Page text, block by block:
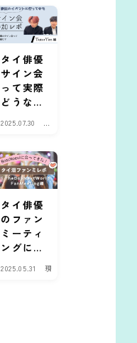
タイ俳優
サイン会
って実際
どうな
ンサイン
した実体
験レポ
【Tutor
Yim編】
2025.07.30
イ
ベ
ン
ト
タイ俳優
のファン
ミーティ
ングに行
た！【ぼ
2025.05.31
現